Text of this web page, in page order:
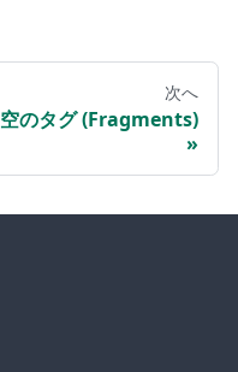
次へ
空のタグ (Fragments)